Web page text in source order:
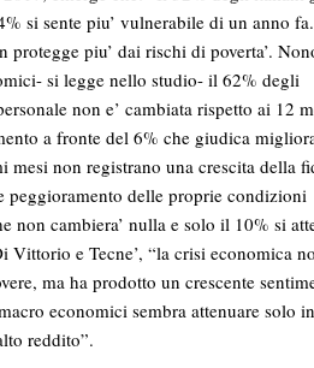
si sente piu’ vulnerabile di un anno
piu’ dai rischi di poverta’.
si legge nello studio- il 62% degli
non e’ cambiata rispetto ai 12
a fronte del 6% che giudica
non registrano una crescita della
delle proprie condizioni
non cambiera’ nulla e solo il 10% si
e Tecne’, “la crisi economica
ma ha prodotto un crescente
economici sembra attenuare solo
reddito”.